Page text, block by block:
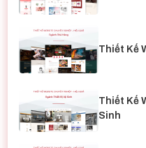
Thiết Kế
Thiết Kế
Sinh